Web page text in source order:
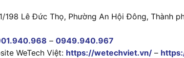
198 Lê Đức Thọ, Phường An Hội Đông, Thành
– 0949.940.967
WeTech Việt: https://wetechviet.vn/ –